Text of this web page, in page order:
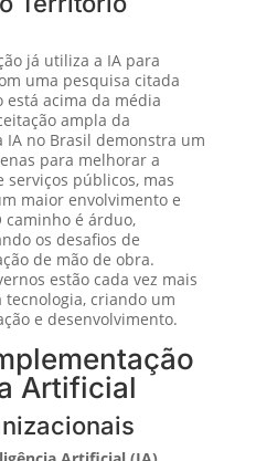
já utiliza a IA para
uma pesquisa citada
está acima da média
ampla da
IA no Brasil demonstra um
para melhorar a
públicos, mas
maior envolvimento e
caminho é árduo,
os desafios de
de mão de obra.
estão cada vez mais
criando um
e desenvolvimento.
Artificial